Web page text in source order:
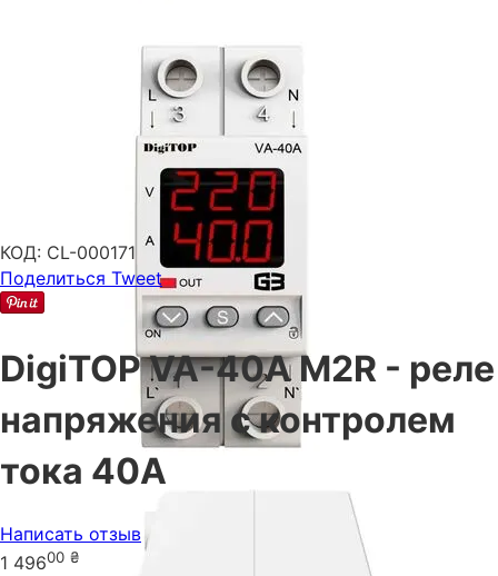
КОД: CL-000171
Поделиться Tweet
DigiTOP VA-40A M2R - реле
напряжения с контролем
тока 40А
Написать отзыв
1 49600 ₴